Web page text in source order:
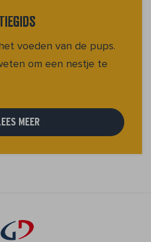
voeden van de pups.
om een nestje te
MEER